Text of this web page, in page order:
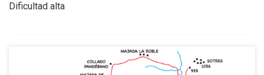
Dificultad alta